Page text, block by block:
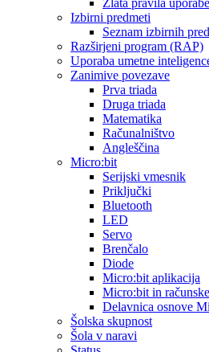
Zlata pravila
Izbirni predmeti
Seznam izbirnih
Razširjeni program (RAP)
Uporaba umetne
Zanimive povezave
Prva triada
Druga triada
Matematika
Računalništvo
Angleščina
Micro:bit
Serijski vmesnik
Priključki
Bluetooth
LED
Servo
Brenčalo
Diode
Micro:bit aplikacija
Micro:bit in
Delavnica osnove
Šolska skupnost
Šola v naravi